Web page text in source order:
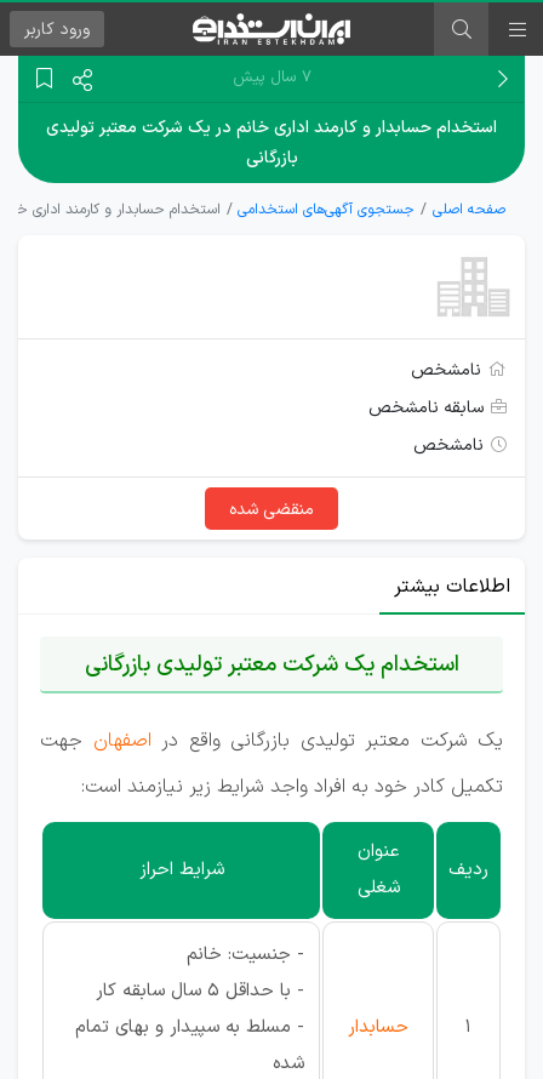
ورود کاربر
۷ سال پیش
استخدام حسابدار و کارمند اداری خانم در یک شركت معتبر توليدی
بازرگانی
صفحه اصلی جستجوی آگهی‌های استخدامی استخدام حسابدار و کارمند اداری
نامشخص
سابقه نامشخص
نامشخص
منقضی شده
اطلاعات بیشتر
استخدام یک شركت معتبر توليدی بازرگانی
یک شركت معتبر توليدی بازرگانی واقع در اصفهان جهت
تکمیل کادر خود به افراد واجد شرایط زیر نیازمند است:
ردیف
عنوان
شغلی
شرایط احراز
1 حسابدار
- جنسیت: خانم
- با حداقل 5 سال سابقه كار
- مسلط به سپيدار و بهای تمام
شده